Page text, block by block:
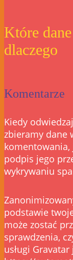
Które
dlaczego
Komentarze
Kiedy
zbieramy dane
komentowania,
podpis jego
wykrywaniu
podstawie
może zostać
sprawdzenia,
usługi